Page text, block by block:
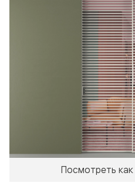
Посмотреть